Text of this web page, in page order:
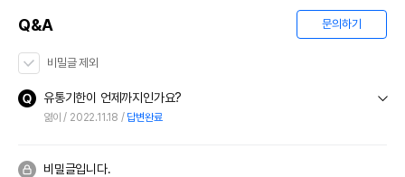
Q&A 문의하기
비밀글 제외
유통기한이 언제까지인가요?
엶이 2022.11.18 답변완료
비밀글입니다.